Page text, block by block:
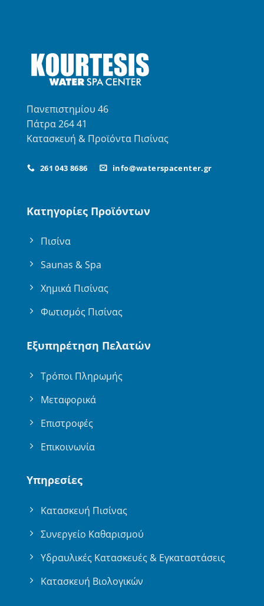
Πανεπιστημίου 46
Πάτρα 264 41
Κατασκευή & Προϊόντα Πισίνας
261 043 8686 info@waterspacenter.gr
Κατηγορίες Προϊόντων
Πισίνα
Saunas & Spa
Χημικά Πισίνας
Φωτισμός Πισίνας
Εξυπηρέτηση Πελατών
Τρόποι Πληρωμής
Μεταφορικά
Επιστροφές
Επικοινωνία
Υπηρεσίες
Κατασκευή Πισίνας
Συνεργείο Καθαρισμού
Υδραυλικές Κατασκευές & Εγκαταστάσεις
Κατασκευή Βιολογικών